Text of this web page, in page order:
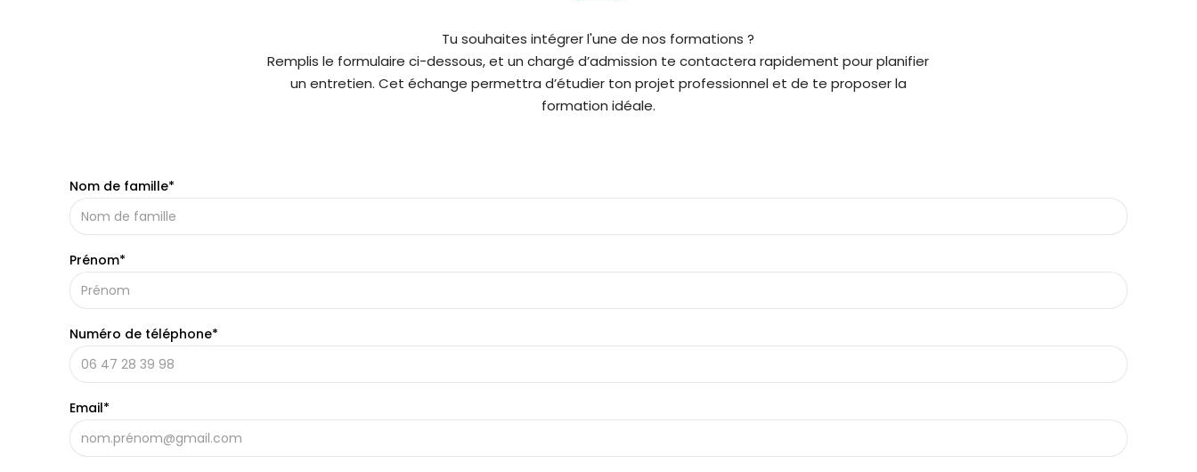
Tu souhaites intégrer l'une de nos formations ?
Remplis le formulaire ci-dessous, et un chargé d’admission te contactera rapidement pour planifier
un entretien. Cet échange permettra d’étudier ton projet professionnel et de te proposer la
formation idéale.
Nom de famille*
Prénom*
Numéro de téléphone*
Email*